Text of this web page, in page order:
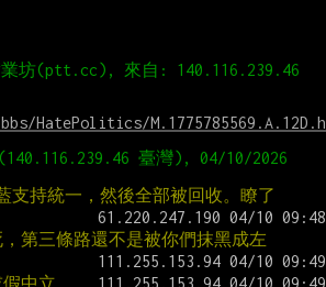
坊(ptt.cc), 來自: 140.116.239.46
HatePolitics/M.1775785569.A.12D.h
臺灣), 04/10/2026
支持統一，然後全部被回收。瞭了
第三條路還不是被你們抹黑成左
中立